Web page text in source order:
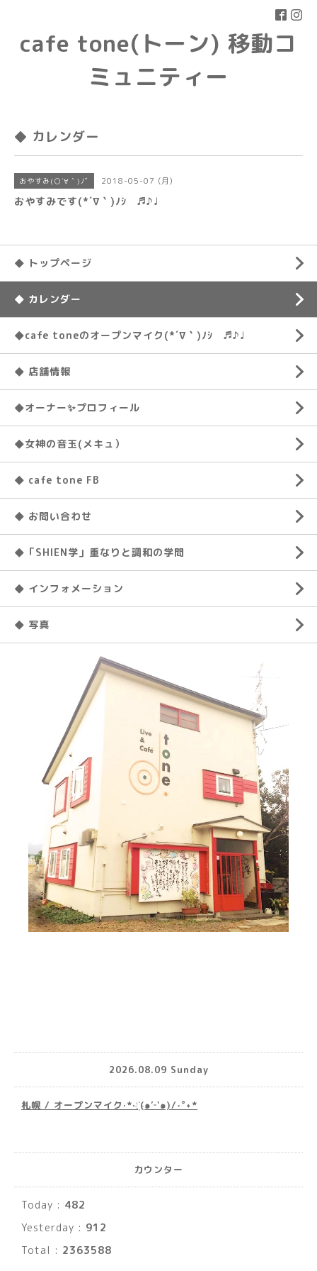
cafe tone(トーン) 移動コ
ミュニティー
◆ カレンダー
おやすみ(○´∀｀)ﾉﾞ 2018-05-07 (月)
おやすみです(*´∇｀)ﾉｼ ♬♪♩
◆ トップページ
◆ カレンダー
◆cafe toneのオープンマイク(*´∇｀)ﾉｼ ♬♪♩
◆ 店舗情報
◆オーナー✨プロフィール
◆女神の音玉(メキュ）
◆ cafe tone FB
◆ お問い合わせ
◆「SHIEN学」重なりと調和の学問
◆ インフォメーション
◆ 写真
2026.08.09 Sunday
札幌 / オープンマイク·*· ҉(๑′ᵕ‵๑)/‧˚︎˖*
カウンター
Today : 482
Yesterday : 912
Total : 2363588